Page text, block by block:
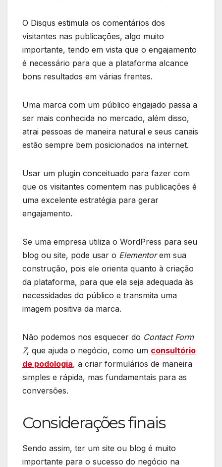
O Disqus estimula os comentários dos
visitantes nas publicações, algo muito
importante, tendo em vista que o engajamento
é necessário para que a plataforma alcance
bons resultados em várias frentes.
Uma marca com um público engajado passa a
ser mais conhecida no mercado, além disso,
atrai pessoas de maneira natural e seus canais
estão sempre bem posicionados na internet.
Usar um plugin conceituado para fazer com
que os visitantes comentem nas publicações é
uma excelente estratégia para gerar
engajamento.
Se uma empresa utiliza o WordPress para seu
blog ou site, pode usar o Elementorem sua
construção, pois ele orienta quanto à criação
da plataforma, para que ela seja adequada às
necessidades do público e transmita uma
imagem positiva da marca.
Não podemos nos esquecer do Contact Form
7, que ajuda o negócio, como um consultório
de podologia, a criar formulários de maneira
simples e rápida, mas fundamentais para as
conversões.
Considerações finais
Sendo assim, ter um site ou blog é muito
importante para o sucesso do negócio na